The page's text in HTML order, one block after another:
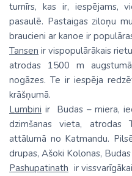
turnīrs, kas ir, iespējams,
pasaulē. Pastaigas ziloņu
braucieni ar kanoe ir
Tansen ir vispopulārākais
atrodas 1500 m
nogāzes. Te ir iespēja
krāšņumā.
Lumbini ir Budas – miera,
dzimšanas vieta, atrodas
attālumā no Katmandu.
drupas, Ašoki Kolonas,
Pashupatinath ir